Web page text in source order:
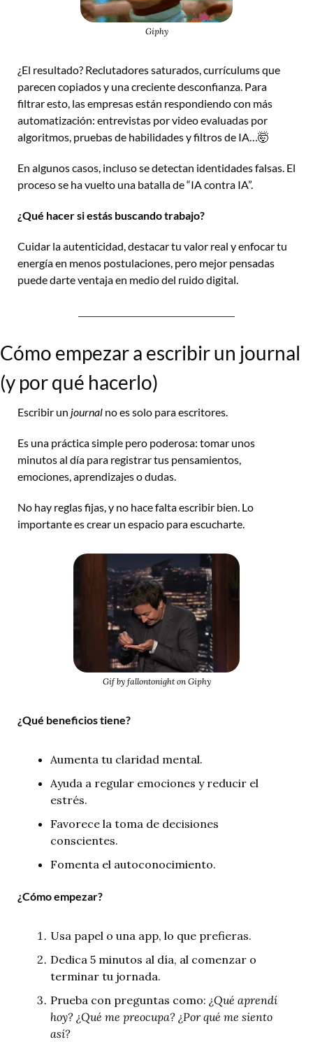
Giphy
¿El resultado? Reclutadores saturados, currículums que
parecen copiados y una creciente desconfianza. Para
filtrar esto, las empresas están respondiendo con más
automatización: entrevistas por video evaluadas por
algoritmos, pruebas de habilidades y filtros de IA… 🤯
En algunos casos, incluso se detectan identidades falsas. El
proceso se ha vuelto una batalla de “IA contra IA”.
¿Qué hacer si estás buscando trabajo?
Cuidar la autenticidad, destacar tu valor real y enfocar tu
energía en menos postulaciones, pero mejor pensadas
puede darte ventaja en medio del ruido digital.
Cómo empezar a escribir un journal
(y por qué hacerlo)
Escribir un journal no es solo para escritores.
Es una práctica simple pero poderosa: tomar unos
minutos al día para registrar tus pensamientos,
emociones, aprendizajes o dudas.
No hay reglas fijas, y no hace falta escribir bien. Lo
importante es crear un espacio para escucharte.
Gif by fallontonight on Giphy
¿Qué beneficios tiene?
Aumenta tu claridad mental.
Ayuda a regular emociones y reducir el
estrés.
Favorece la toma de decisiones
conscientes.
Fomenta el autoconocimiento.
¿Cómo empezar?
Usa papel o una app, lo que prefieras.
Dedica 5 minutos al día, al comenzar o
terminar tu jornada.
Prueba con preguntas como: ¿Qué aprendí
hoy? ¿Qué me preocupa? ¿Por qué me siento
así?